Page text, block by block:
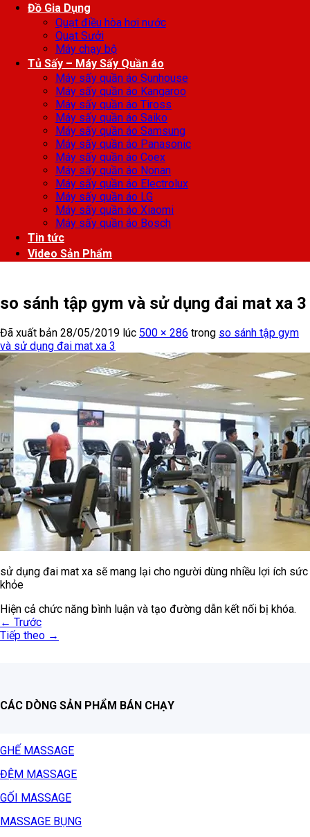
Đồ Gia Dụng
Quạt điều hòa hơi nước
Quạt Sưởi
Máy chạy bộ
Tủ Sấy – Máy Sấy Quần áo
Máy sấy quần áo Sunhouse
Máy sấy quần áo Kangaroo
Máy sấy quần áo Tiross
Máy sấy quần áo Saiko
Máy sấy quần áo Samsung
Máy sấy quần áo Panasonic
Máy sấy quần áo Coex
Máy sấy quần áo Nonan
Máy sấy quần áo Electrolux
Máy sấy quần áo LG
Máy sấy quần áo Xiaomi
Máy sấy quần áo Bosch
Tin tức
Video Sản Phẩm
so sánh tập gym và sử dụng đai mat xa 3
Đã xuất bản 28/05/2019 lúc 500 × 286 trong so sánh tập gym
và sử dụng đai mat xa 3
sử dụng đai mat xa sẽ mang lại cho người dùng nhiều lợi ích sức
khỏe
Hiện cả chức năng bình luận và tạo đường dẫn kết nối bị khóa.
← Trước
Tiếp theo →
CÁC DÒNG SẢN PHẨM BÁN CHẠY
GHẾ MASSAGE
ĐỆM MASSAGE
GỐI MASSAGE
MASSAGE BỤNG